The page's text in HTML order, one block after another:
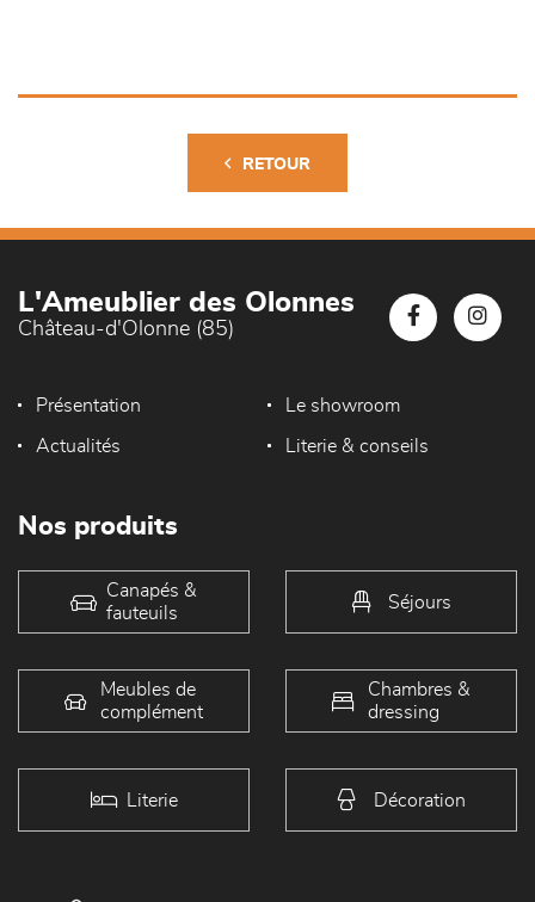
RETOUR
L'Ameublier des Olonnes
Château-d'Olonne (85)
Présentation Le showroom
Actualités Literie & conseils
Nos produits
Canapés &
fauteuils
Séjours
Meubles de
complément
Chambres &
dressing
Literie Décoration